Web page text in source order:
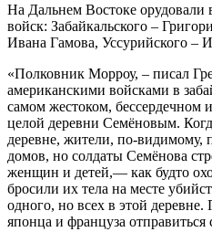
На Дальнем Востоке орудовали
войск: Забайкальского –
Ивана Гамова, Уссурийского –
«Полковник Морроу, – писал
американскими войсками в
самом жестоком, бессердечном
целой деревни Семёновым.
деревне, жители, по-видимому,
домов, но солдаты Семёнова
женщин и детей,— как будто
бросили их тела на месте
одного, но всех в этой
японца и француза